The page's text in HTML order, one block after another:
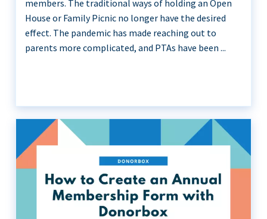
members. The traditional ways of holding an Open
House or Family Picnic no longer have the desired
effect. The pandemic has made reaching out to
parents more complicated, and PTAs have been ...